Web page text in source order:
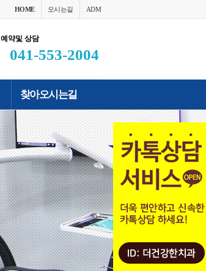
ADM
오시는길
HOME
예약및 상담
041-553-2004
찾아오시는길
- 찾아오시는길